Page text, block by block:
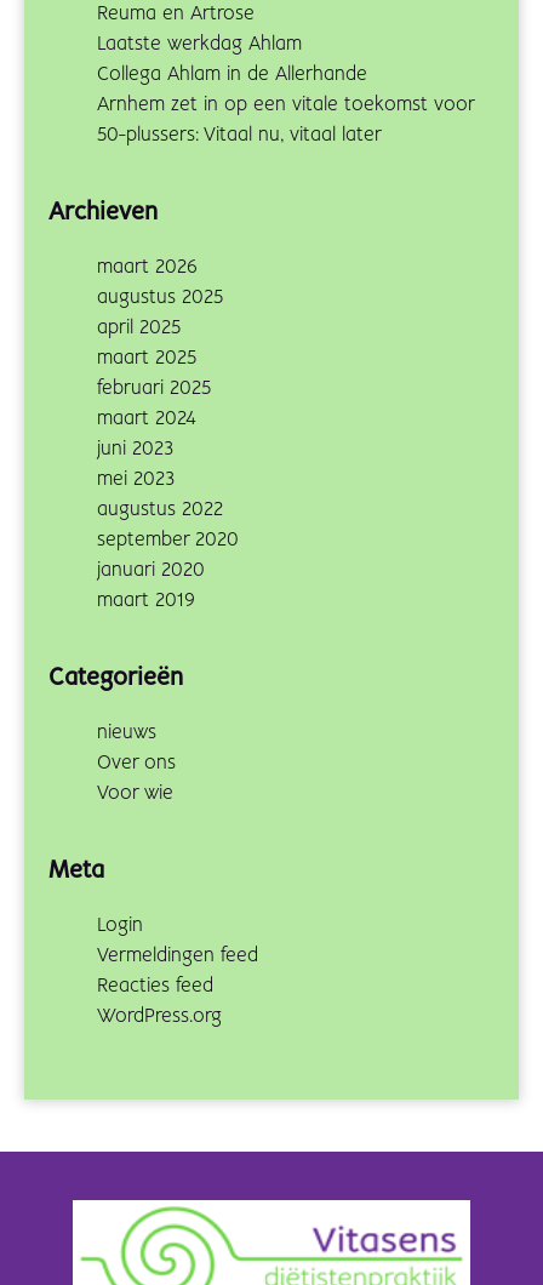
Reuma en Artrose
Laatste werkdag Ahlam
Collega Ahlam in de Allerhande
Arnhem zet in op een vitale toekomst voor
50-plussers: Vitaal nu, vitaal later
Archieven
maart 2026
augustus 2025
april 2025
maart 2025
februari 2025
maart 2024
juni 2023
mei 2023
augustus 2022
september 2020
januari 2020
maart 2019
Categorieën
nieuws
Over ons
Voor wie
Meta
Login
Vermeldingen feed
Reacties feed
WordPress.org